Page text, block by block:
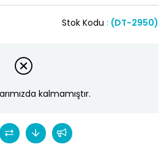
(DT-2950)
Stok Kodu
kalmamıştır.